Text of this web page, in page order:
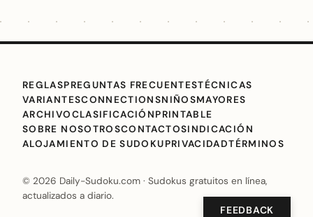
REGLASPREGUNTAS FRECUENTESTÉCNICAS
VARIANTESCONNECTIONSNIÑOSMAYORES
ARCHIVOCLASIFICACIÓNPRINTABLE
SOBRE NOSOTROSCONTACTOSINDICACIÓN
ALOJAMIENTO DE SUDOKUPRIVACIDADTÉRMINOS
© 2026 Daily-Sudoku.com · Sudokus gratuitos en línea,
actualizados a diario.
FEEDBACK